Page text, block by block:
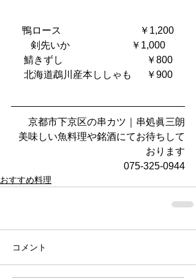
鴨ロース　   　　　　　　 ￥1,200
剣先いか                         ￥1,000
鯖きずし      　　　　　　　￥800
北海道鵡川産本ししゃも      ￥900
京都市下京区の串カツ｜串処眞三朗
美味しい魚料理や銘酒にてお待ちして
おります
075-325-0944
おすすめ料理
コメント